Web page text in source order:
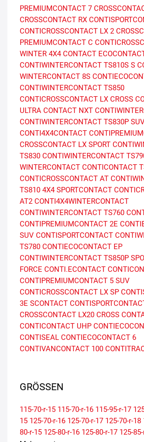
PREMIUMCONTACT 7
CROSSCONTACT RX
CONTICROSSCONTACT LX 2
PREMIUMCONTACT C
WINTER 4X4 CONTACT
CONTIWINTERCONTACT TS810S S
WINTERCONTACT 8S
CONTIWINTERCONTACT TS850
CONTICROSSCONTACT LX CROSS
ULTRA CONTACT NXT
CONTIWINTERCONTACT TS830P
CONTI4X4CONTACT
CROSSCONTACT LX SPORT
TS830 CONTIWINTERCONTACT
WINTERCONTACT CONTICONTACT
CONTICROSSCONTACT AT
TS810 4X4 SPORTCONTACT
AT2 CONTI4X4WINTERCONTACT
CONTIWINTERCONTACT TS760
CONTIPREMIUMCONTACT 2E
SUV CONTISPORTCONTACT
TS780 CONTIECOCONTACT EP
CONTIWINTERCONTACT TS850P
FORCE CONTI.ECONTACT
CONTIPREMIUMCONTACT 5 SUV
CONTICROSSCONTACT LX SP
3E SCONTACT
CROSSCONTACT LX20 CROSS
CONTICONTACT UHP
CONTISEAL CONTIECOCONTACT 6
CONTIVANCONTACT 100
GRÖSSEN
115-70-r-15 115-70-r-16 115-95-r-17
15 125-70-r-16 125-70-r-17 125-70-r-18
80-r-15 125-80-r-16 125-80-r-17 125-